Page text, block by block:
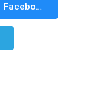
Facebook Messenger